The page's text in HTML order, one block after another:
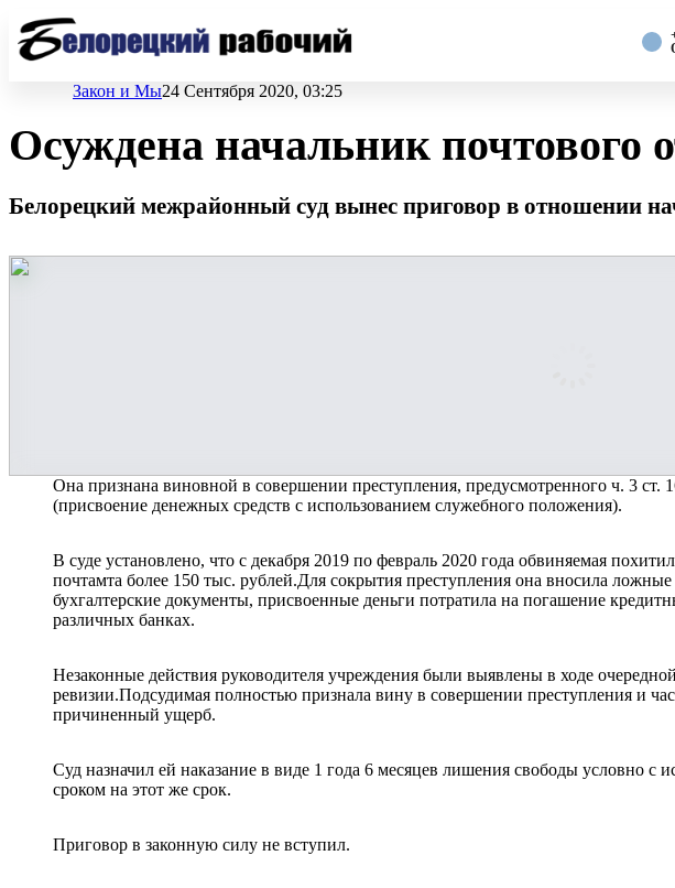
Закон и Мы24 Сентября 2020, 03:25
Осуждена начальник почтового
Белорецкий межрайонный суд вынес приговор в отношении
Она признана виновной в совершении преступления, предусмотренного ч. 3
(присвоение денежных средств с использованием служебного положения).
В суде установлено, что с декабря 2019 по февраль 2020 года обвиняемая
почтамта более 150 тыс. рублей.Для сокрытия преступления она вносила ложные
бухгалтерские документы, присвоенные деньги потратила на погашение
различных банках.
Незаконные действия руководителя учреждения были выявлены в ходе очередной
ревизии.Подсудимая полностью признала вину в совершении преступления и
причиненный ущерб.
Суд назначил ей наказание в виде 1 года 6 месяцев лишения свободы условно с
сроком на этот же срок.
Приговор в законную силу не вступил.